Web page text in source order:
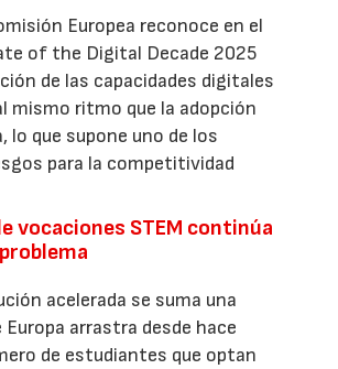
Europea reconoce en el
of the Digital Decade 2025
de las capacidades digitales
mismo ritmo que la adopción
lo que supone uno de los
para la competitividad
vocaciones STEM continúa
acelerada se suma una
Europa arrastra desde hace
de estudiantes que optan